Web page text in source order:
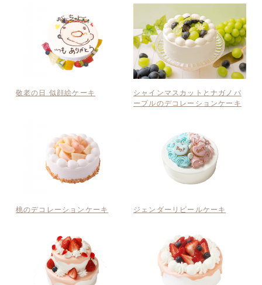
敬老の日 似顔絵ケーキ
シャインマスカットとナガノパ
ープルのデコレーションケーキ
桃のデコレーションケーキ ジェンダーリビールケーキ